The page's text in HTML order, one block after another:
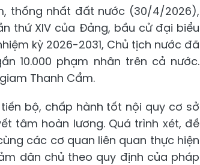
thống nhất đất nước (30/4/2026),
thứ XIV của Đảng, bầu cử đại biểu
kỳ 2026-2031, Chủ tịch nước đã
10.000 phạm nhân trên cả nước.
Thanh Cẩm.
bộ, chấp hành tốt nội quy cơ sở
tâm hoàn lương. Quá trình xét, đề
các cơ quan liên quan thực hiện
dân chủ theo quy định của pháp